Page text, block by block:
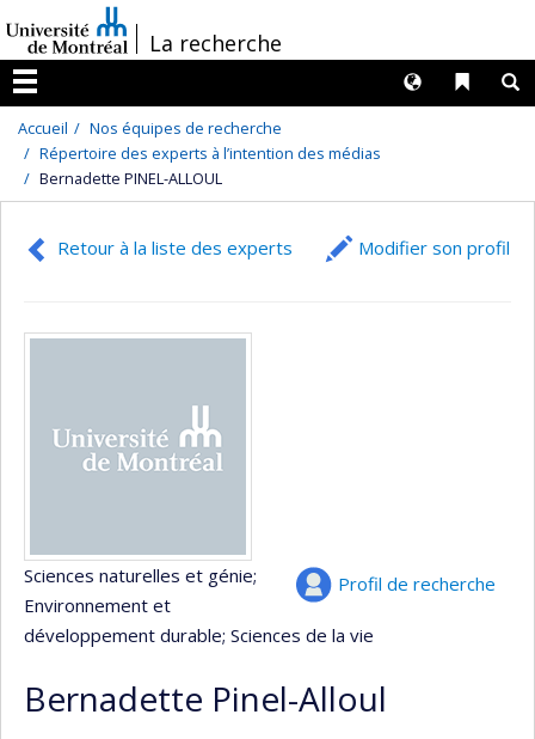
au
contenu
/La recherche
Menu
Liens
Langues
Accueil
Nos équipes de recherche
Répertoire des experts à l’intention des médias
Bernadette PINEL-ALLOUL
Retour à la liste des experts Modifier son profil
Profil de recherche
Sciences naturelles et génie;
Environnement et
développement durable; Sciences de la vie
Bernadette Pinel-Alloul